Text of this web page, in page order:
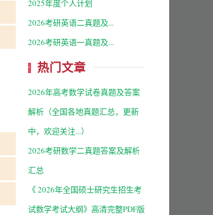
2025年度个人计划
2026考研英语二真题及...
2026考研英语一真题及...
热门文章
2026年高考数学试卷真题及答案
解析（全国各地真题汇总，更新
中，欢迎关注...）
2026考研数学二真题答案及解析
汇总
《 2026年全国硕士研究生招生考
试数学考试大纲》高清完整PDF版